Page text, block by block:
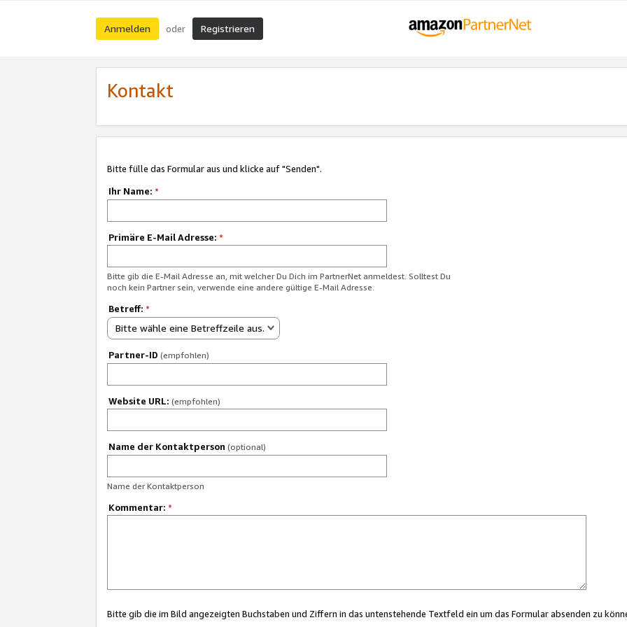
Anmelden oder Registrieren
Kontakt
Bitte fülle das Formular aus und klicke auf "Senden".
Ihr Name: *
Primäre E-Mail Adresse: *
Bitte gib die E-Mail Adresse an, mit welcher Du Dich im PartnerNet anmeldest. Solltest Du
noch kein Partner sein, verwende eine andere gültige E-Mail Adresse.
Betreff: *
Bitte wähle eine Betreffzeile aus.
Partner-ID (empfohlen)
Website URL: (empfohlen)
Name der Kontaktperson (optional)
Name der Kontaktperson
Kommentar: *
Bitte gib die im Bild angezeigten Buchstaben und Ziffern in das untenstehende Textfeld ein um das Formular absenden zu